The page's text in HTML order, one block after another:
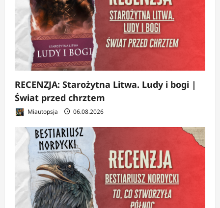
RECENZJA: Starożytna Litwa. Ludy i bogi |
Świat przed chrztem
Miautopsja 06.08.2026